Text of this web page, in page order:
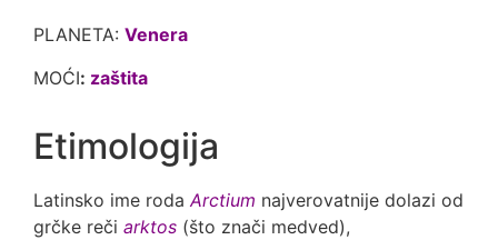
PLANETA: Venera
MOĆI: zaštita
Etimologija
Latinsko ime rodaArctium najverovatnije dolazi od
grčke reči arktos (što znači medved),